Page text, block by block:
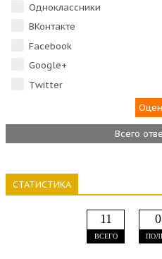
Одноклассники
ВКонтакте
Facebook
Google+
Тwitter
Всего
СТАТИСТИКА
11
ВСЕГО
0